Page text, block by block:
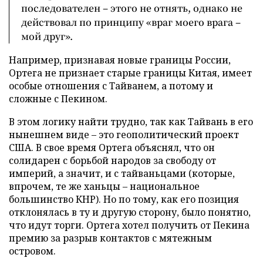
последователен – этого не отнять, однако не
действовал по принципу «враг моего врага –
мой друг».
Например, признавая новые границы России,
Ортега не признает старые границы Китая, имеет
особые отношения с Тайванем, а потому и
сложные с Пекином.
В этом логику найти трудно, так как Тайвань в его
нынешнем виде – это геополитический проект
США. В свое время Ортега объяснял, что он
солидарен с борьбой народов за свободу от
империй, а значит, и с тайваньцами (которые,
впрочем, те же ханьцы – национальное
большинство КНР). Но по тому, как его позиция
отклонялась в ту и другую сторону, было понятно,
что идут торги. Ортега хотел получить от Пекина
премию за разрыв контактов с мятежным
островом.